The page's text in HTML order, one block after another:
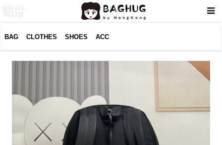
방문자수
3113명
BAG CLOTHES SHOES ACC